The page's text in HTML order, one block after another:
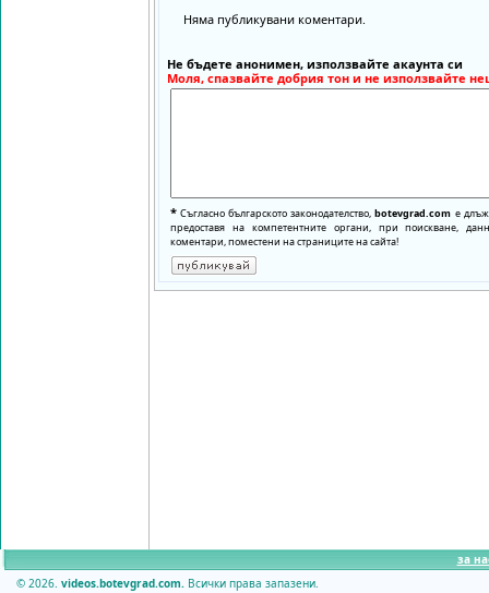
Няма публикувани коментари.
Не бъдете анонимен, използвайте акаунта си
Моля, спазвайте добрия тон и не използвайте
* Съгласно българското законодателство,botevgrad.com е
предоставя на компетентните органи, при поискване,
коментари, поместени на страниците на сайта!
за
© 2026. videos.botevgrad.com. Всички права запазени.